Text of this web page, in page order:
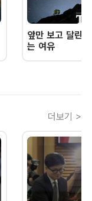
앞만 보고 달린
는 여유
더보기 >